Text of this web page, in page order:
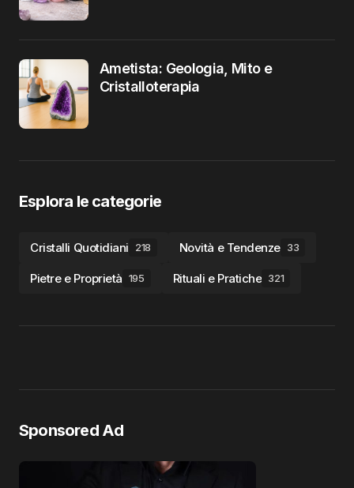
Ametista: Geologia, Mito e
Cristalloterapia
Esplora le categorie
Cristalli Quotidiani 218 Novità e Tendenze 33
Pietre e Proprietà 195 Rituali e Pratiche 321
Sponsored Ad